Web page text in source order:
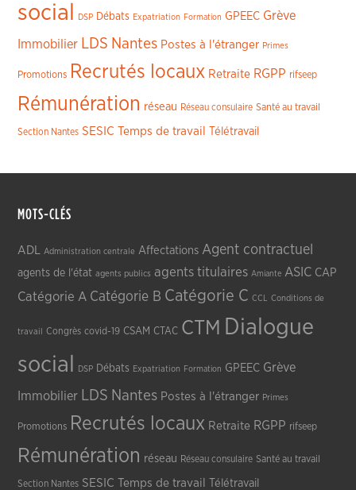
social
DSP Débats Expatriation Formation GPEEC Grève
Immobilier LDS Nantes Postes à l'étranger Primes
Promotions Recrutés locaux Retraite RGPP rifseep
Rémunération réseau Réseau consulaire Santé au travail
Section Nantes SESIC Temps de travail Télétravail
MOTS-CLÉS
ADL Administration centrale Affectations Agent contractuel
agents de l'état agents publics agents titulaires Amiante ASIC CAP
Catégorie A Catégorie B Catégorie C CCL Conditions de
travail Congrès covid-19 CSAM CTAC CTM Dialogue
social
DSP Débats Expatriation Formation GPEEC Grève
Immobilier LDS Nantes Postes à l'étranger Primes
Promotions Recrutés locaux Retraite RGPP rifseep
Rémunération réseau Réseau consulaire Santé au travail
Section Nantes SESIC Temps de travail Télétravail